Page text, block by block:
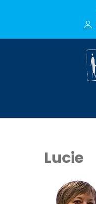
Lucie